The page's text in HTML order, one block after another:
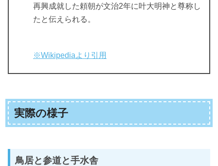
再興成就した頼朝が文治2年に叶大明神と尊称し
たと伝えられる。
※Wikipediaより引用
実際の様子
鳥居と参道と手水舎